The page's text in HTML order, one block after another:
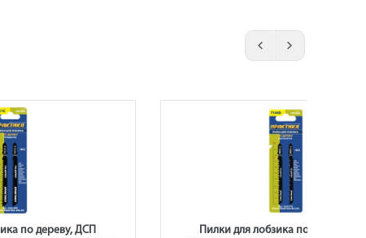
по дереву, ДСП
Пилки для лобзика по дереву,